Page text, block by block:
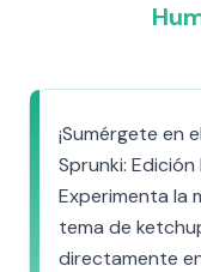
¡Sumérgete en
Sprunki:
Experimenta la
tema de
directamente